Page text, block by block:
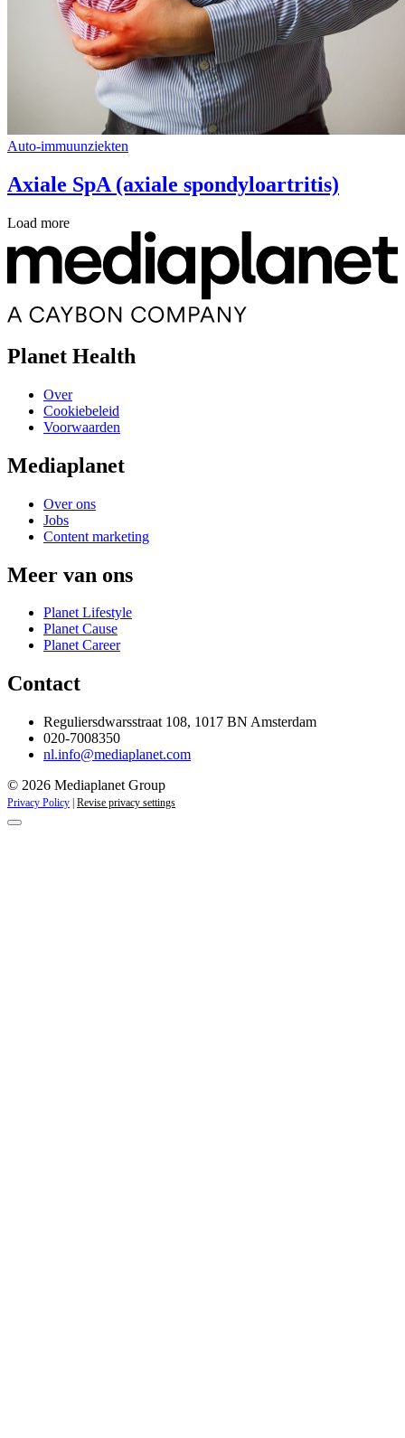
Auto-immuunziekten
Axiale SpA (axiale spondyloartritis)
Load more
Planet Health
Over
Cookiebeleid
Voorwaarden
Mediaplanet
Over ons
Jobs
Content marketing
Meer van ons
Planet Lifestyle
Planet Cause
Planet Career
Contact
Reguliersdwarsstraat 108, 1017 BN Amsterdam
020-7008350
nl.info@mediaplanet.com
© 2026 Mediaplanet Group
Privacy Policy Revise privacy settings